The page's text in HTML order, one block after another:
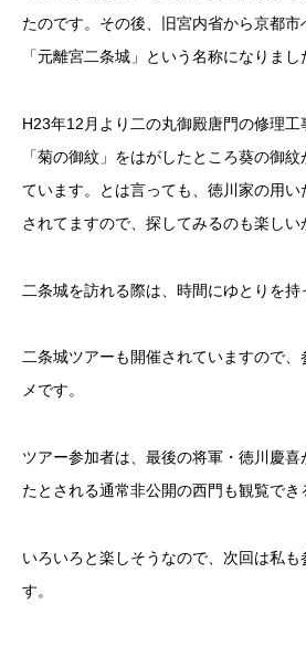
たのです。その後、旧宮内省から京都
「元離宮二条城」という名称になりまし
H23年12月より二の丸御殿唐門の修理工
「菊の御紋」をはがしたところ葵の御
ています。とは言っても、徳川家の用
されてますので、探してみるのも楽しい
二条城を訪れる際は、時間にゆとりを持
二条城ツアーも開催されていますので、
メです。
ツアー参加者は、最後の将軍・徳川慶
たとされる通常非公開の西門も観覧でき
いろいろと楽しそうなので、次回は私も
す。